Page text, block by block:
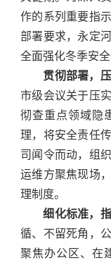
作的系列重要指
部署要求，永定
全面强化冬季安
贯彻部署，
市级会议关于压
彻查重点领域隐
理，将安全责任
司闻令而动，组
运维方聚焦现场
理制度。
细化标准，
循、不留死角，
聚焦办公区、在